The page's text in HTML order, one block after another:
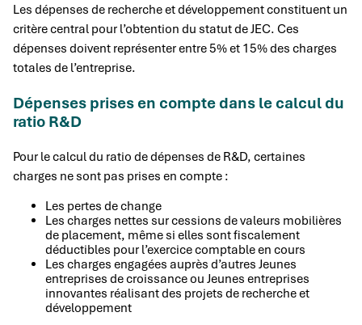
Les dépenses de recherche et développement constituent un
critère central pour l’obtention du statut de JEC. Ces
dépenses doivent représenter entre 5% et 15% des charges
totales de l’entreprise.
Dépenses prises en compte dans le calcul du
ratio R&D
Pour le calcul du ratio de dépenses de R&D, certaines
charges ne sont pas prises en compte :
Les pertes de change
Les charges nettes sur cessions de valeurs mobilières
de placement, même si elles sont fiscalement
déductibles pour l’exercice comptable en cours
Les charges engagées auprès d’autres Jeunes
entreprises de croissance ou Jeunes entreprises
innovantes réalisant des projets de recherche et
développement